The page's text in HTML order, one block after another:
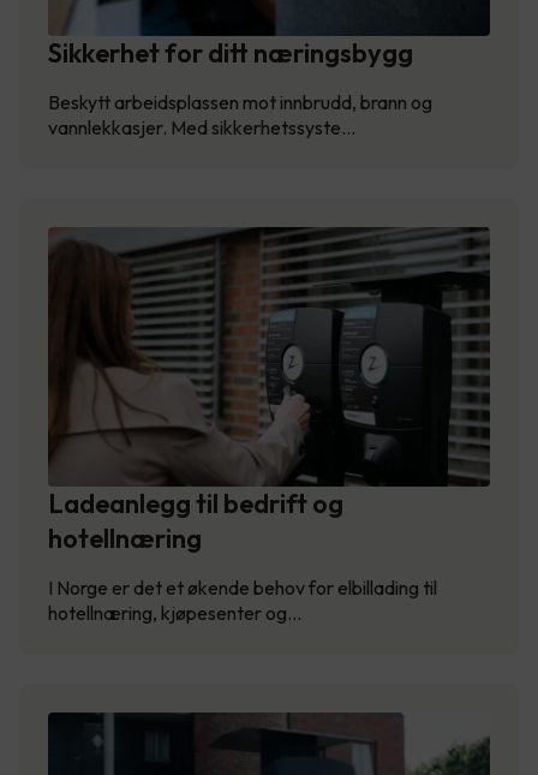
Sikkerhet for ditt næringsbygg
Beskytt arbeidsplassen mot innbrudd, brann og
vannlekkasjer. Med sikkerhetssyste…
Ladeanlegg til bedrift og
hotellnæring
I Norge er det et økende behov for elbillading til
hotellnæring, kjøpesenter og…